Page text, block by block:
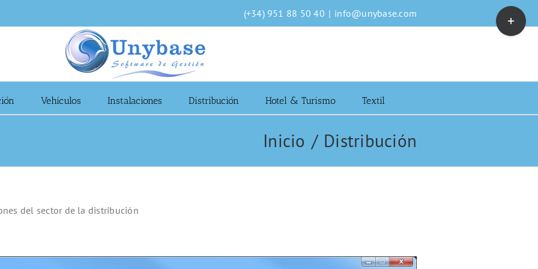
(+34) 951 88 50 40 | info@unybase.com
Vehículos Instalaciones Distribución Hotel & Turismo Textil
Inicio Distribución
del sector de la distribución
Toggle
Sliding